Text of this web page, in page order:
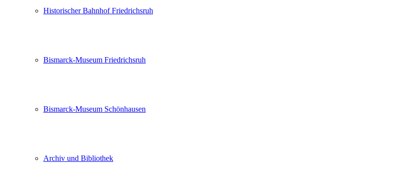
Historischer Bahnhof Friedrichsruh
Bismarck-Museum Friedrichsruh
Bismarck-Museum Schönhausen
Archiv und Bibliothek